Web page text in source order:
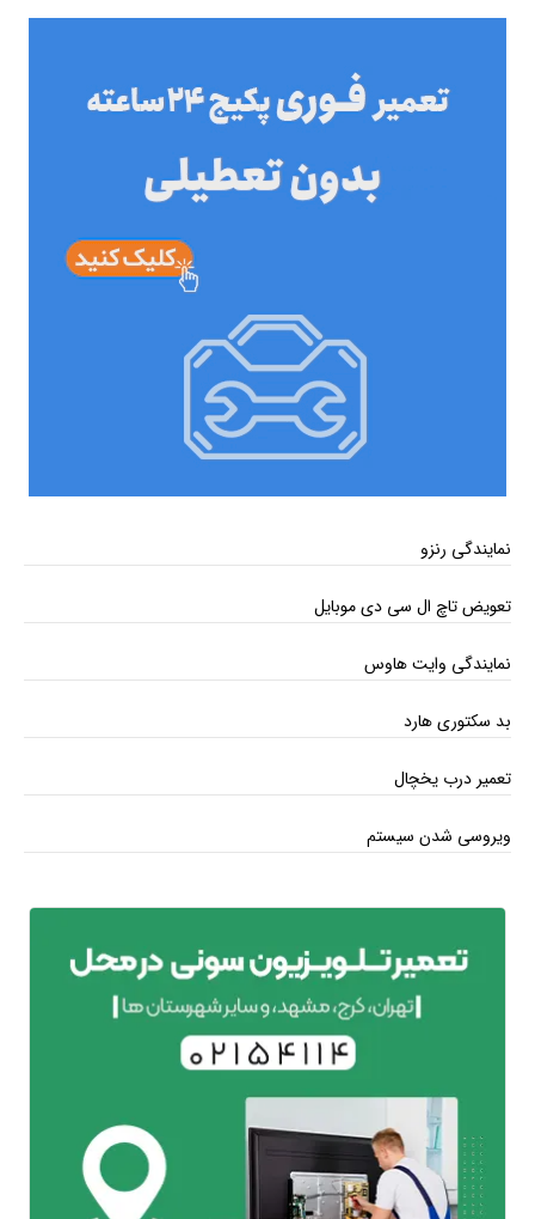
نمایندگی رنزو
تعویض تاچ ال سی دی موبایل
نمایندگی وایت هاوس
بد سکتوری هارد
تعمیر درب یخچال
ویروسی شدن سیستم